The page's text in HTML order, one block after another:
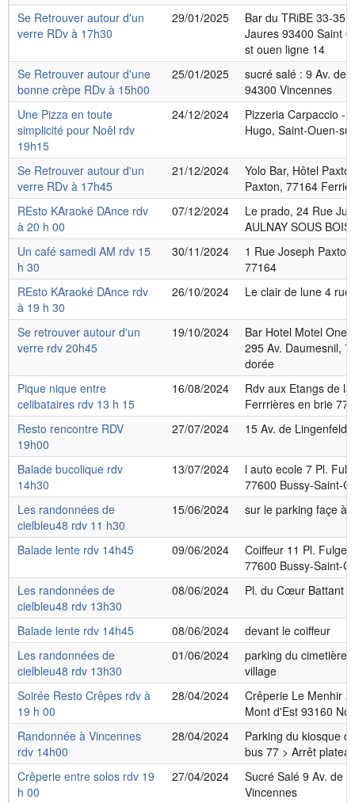
Se Retrouver autour d'un
verre RDv à 17h30
29/01/2025
Bar du TRiBE 33-35
Jaures 93400 Saint
st ouen ligne 14
Se Retrouver autour d'une
bonne crèpe RDv à 15h00
25/01/2025
sucré salé : 9 Av. de
94300 Vincennes
Une Pizza en toute
simplicité pour Noêl rdv
19h15
24/12/2024
Pizzeria Carpaccio -
Hugo, Saint-Ouen-
Se Retrouver autour d'un
verre RDv à 17h45
21/12/2024
Yolo Bar, Hôtel
Paxton, 77164
REsto KAraoké DAnce rdv
à 20 h 00
07/12/2024
Le prado, 24 Rue
AULNAY SOUS BOIS
Un café samedi AM rdv 15
h 30
30/11/2024
1 Rue Joseph
77164
REsto KAraoké DAnce rdv
à 19 h 30
26/10/2024 Le clair de lune 4
Se retrouver autour d'un
verre rdv 20h45
19/10/2024
Bar Hotel Motel One
295 Av. Daumesnil,
dorée
Pique nique entre
celibataires rdv 13 h 15
16/08/2024
Rdv aux Etangs de
Ferrrières en brie
Resto rencontre RDV
19h00
27/07/2024 15 Av. de Lingenfeld,
Balade bucolique rdv
14h30
13/07/2024
l auto ecole 7 Pl.
77600 Bussy-Saint-
Les randonnées de
cielbleu48 rdv 11 h30
15/06/2024 sur le parking façe à
Balade lente rdv 14h45 09/06/2024
Coiffeur 11 Pl.
77600 Bussy-Saint-
Les randonnées de
cielbleu48 rdv 13h30
08/06/2024 Pl. du Cœur Battant
Balade lente rdv 14h45 08/06/2024
devant le coiffeur
Les randonnées de
cielbleu48 rdv 13h30
01/06/2024
parking du cimetière
village
Soirée Resto Crêpes rdv à
19 h 00
28/04/2024
Crêperie Le Menhir
Mont d'Est 93160
Randonnée à Vincennes
rdv 14h00
28/04/2024
Parking du kiosque
bus 77 > Arrêt
Crêperie entre solos rdv 19
h 00
27/04/2024
Sucré Salé 9 Av. de
Vincennes